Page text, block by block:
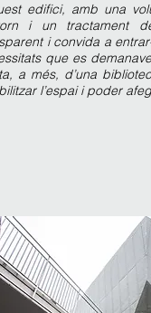
edifici, amb una
i un tractament
i convida a
que es
a més, d’una
l’espai i poder